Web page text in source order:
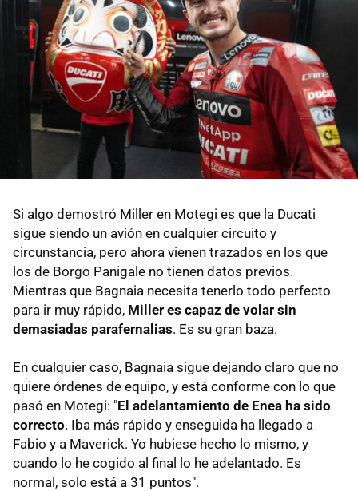
Si algo demostró Miller en Motegi es que la Ducati
sigue siendo un avión en cualquier circuito y
circunstancia, pero ahora vienen trazados en los que
los de Borgo Panigale no tienen datos previos.
Mientras que Bagnaia necesita tenerlo todo perfecto
para ir muy rápido, Miller es capaz de volar sin
demasiadas parafernalias. Es su gran baza.
En cualquier caso, Bagnaia sigue dejando claro que no
quiere órdenes de equipo, y está conforme con lo que
pasó en Motegi: "El adelantamiento de Enea ha sido
correcto. Iba más rápido y enseguida ha llegado a
Fabio y a Maverick. Yo hubiese hecho lo mismo, y
cuando lo he cogido al final lo he adelantado. Es
normal, solo está a 31 puntos".